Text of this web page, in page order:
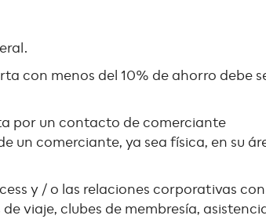
con menos del 10% de ahorro debe
por un contacto de comerciante
un comerciante, ya sea física, en su
y / o las relaciones corporativas con
viaje, clubes de membresía,